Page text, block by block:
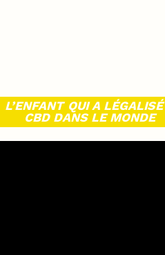
L’ENFANT QUI A
CBD DANS LE MONDE